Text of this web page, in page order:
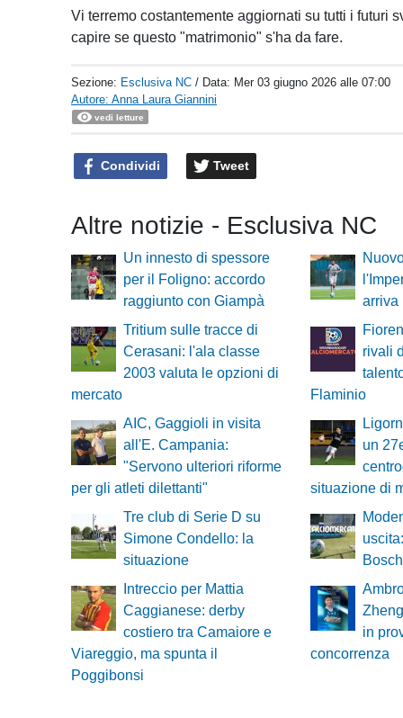
Vi terremo costantemente aggiornati su tutti i futuri
capire se questo "matrimonio" s'ha da fare.
Sezione: Esclusiva NC / Data: Mer 03 giugno 2026 alle 07:00
Autore: Anna Laura Giannini
vedi letture
Condividi Tweet
Altre notizie - Esclusiva NC
Un innesto di spessore
per il Foligno: accordo
raggiunto con Giampà
arriva
Tritium sulle tracce di
Cerasani: l'ala classe
2003 valuta le opzioni di
mercato
rivali
Flaminio
AIC, Gaggioli in visita
all'E. Campania:
"Servono ulteriori riforme
per gli atleti dilettanti"
un
situazione di
Tre club di Serie D su
Simone Condello: la
situazione
Intreccio per Mattia
Caggianese: derby
costiero tra Camaiore e
Viareggio, ma spunta il
Poggibonsi
in
concorrenza